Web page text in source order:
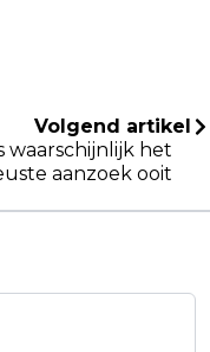
Volgend artikel
waarschijnlijk het
aanzoek ooit